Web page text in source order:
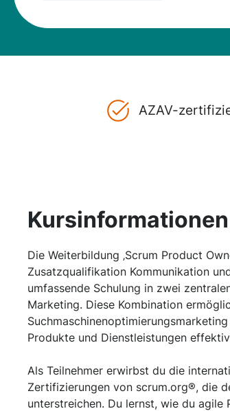
AZAV-
Kursinformationen
Die Weiterbildung ‚Scrum Product
Zusatzqualifikation Kommunikation
umfassende Schulung in zwei
Marketing. Diese Kombination
Produkte und Dienstleistungen
Als Teilnehmer erwirbst du die
Zertifizierungen von scrum.org®, die
unterstreichen. Du lernst, wie du